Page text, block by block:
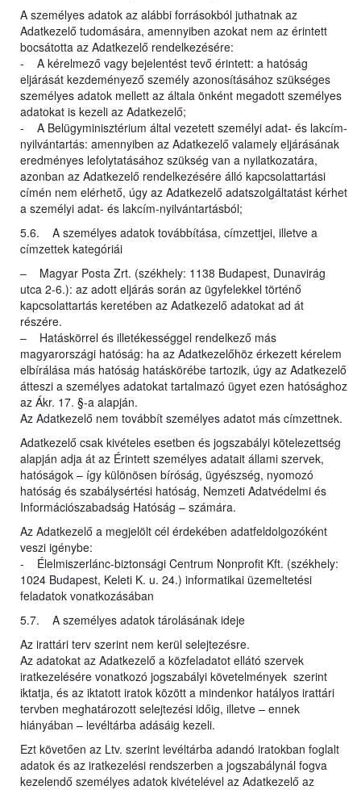
A személyes adatok az alábbi forrásokból juthatnak az
Adatkezelő tudomására, amennyiben azokat nem az érintett
bocsátotta az Adatkezelő rendelkezésére:
- A kérelmező vagy bejelentést tevő érintett: a hatóság
eljárását kezdeményező személy azonosításához szükséges
személyes adatok mellett az általa önként megadott személyes
adatokat is kezeli az Adatkezelő;
- A Belügyminisztérium által vezetett személyi adat- és lakcím-
nyilvántartás: amennyiben az Adatkezelő valamely eljárásának
eredményes lefolytatásához szükség van a nyilatkozatára,
azonban az Adatkezelő rendelkezésére álló kapcsolattartási
címén nem elérhető, úgy az Adatkezelő adatszolgáltatást kérhet
a személyi adat- és lakcím-nyilvántartásból;
5.6. A személyes adatok továbbítása, címzettjei, illetve a
címzettek kategóriái
– Magyar Posta Zrt. (székhely: 1138 Budapest, Dunavirág
utca 2-6.): az adott eljárás során az ügyfelekkel történő
kapcsolattartás keretében az Adatkezelő adatokat ad át
részére.
– Hatáskörrel és illetékességgel rendelkező más
magyarországi hatóság: ha az Adatkezelőhöz érkezett kérelem
elbírálása más hatóság hatáskörébe tartozik, úgy az Adatkezelő
átteszi a személyes adatokat tartalmazó ügyet ezen hatósághoz
az Ákr. 17. §-a alapján.
Az Adatkezelő nem továbbít személyes adatot más címzettnek.
Adatkezelő csak kivételes esetben és jogszabályi kötelezettség
alapján adja át az Érintett személyes adatait állami szervek,
hatóságok – így különösen bíróság, ügyészség, nyomozó
hatóság és szabálysértési hatóság, Nemzeti Adatvédelmi és
Információszabadság Hatóság – számára.
Az Adatkezelő a megjelölt cél érdekében adatfeldolgozóként
veszi igénybe:
- Élelmiszerlánc-biztonsági Centrum Nonprofit Kft. (székhely:
1024 Budapest, Keleti K. u. 24.) informatikai üzemeltetési
feladatok vonatkozásában
5.7. A személyes adatok tárolásának ideje
Az irattári terv szerint nem kerül selejtezésre.
Az adatokat az Adatkezelő a közfeladatot ellátó szervek
iratkezelésére vonatkozó jogszabályi követelmények szerint
iktatja, és az iktatott iratok között a mindenkor hatályos irattári
tervben meghatározott selejtezési időig, illetve – ennek
hiányában – levéltárba adásáig kezeli.
Ezt követően az Ltv. szerint levéltárba adandó iratokban foglalt
adatok és az iratkezelési rendszerben a jogszabálynál fogva
kezelendő személyes adatok kivételével az Adatkezelő az